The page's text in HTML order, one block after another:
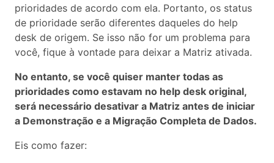
prioridades de acordo com ela. Portanto, os status
de prioridade serão diferentes daqueles do help
desk de origem. Se isso não for um problema para
você, fique à vontade para deixar a Matriz ativada.
No entanto, se você quiser manter todas as
prioridades como estavam no help desk original,
será necessário desativar a Matriz antes de iniciar
a Demonstração e a Migração Completa de Dados.
Eis como fazer: